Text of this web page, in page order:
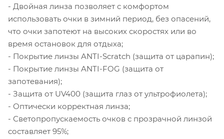
- Двойная линза позволяет с комфортом
использовать очки в зимний период, без опасений,
что очки запотеют на высоких скоростях или во
время остановок для отдыха;
- Покрытие линзы ANTI-Scratch (защита от царапин);
- Покрытие линзы ANTI-FOG (защита от
запотевания);
- Защита от UV400 (защита глаз от ультрофиолета);
- Оптически корректная линза;
- Светопропускаемость очков с прозрачной линзой
составляет 95%;